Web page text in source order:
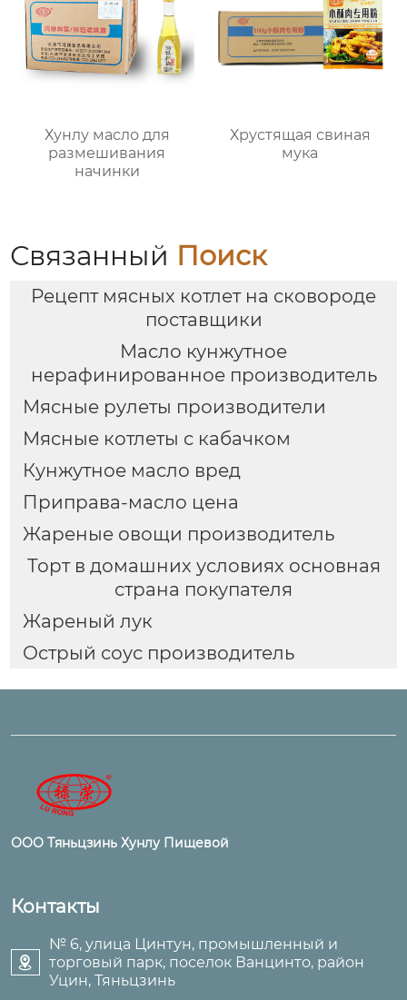
Хунлу масло для
размешивания
начинки
Хрустящая свиная
мука
Связанный Поиск
Рецепт мясных котлет на сковороде
поставщики
Масло кунжутное
нерафинированное производитель
Мясные рулеты производители
Мясные котлеты с кабачком
Кунжутное масло вред
Приправа-масло цена
Жареные овощи производитель
Торт в домашних условиях основная
страна покупателя
Жареный лук
Острый соус производитель
ООО Тяньцзинь Хунлу Пищевой
Контакты

№ 6, улица Цинтун, промышленный и
торговый парк, поселок Ванцинто, район
Уцин, Тяньцзинь